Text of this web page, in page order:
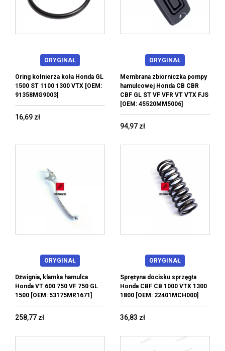
ORYGINAŁ
Oring kołnierza koła Honda GL
1500 ST 1100 1300 VTX [OEM:
91358MG9003]
16,69 zł
ORYGINAŁ
Membrana zbiorniczka pompy
hamulcowej Honda CB CBR
CBF GL ST VF VFR VT VTX FJS
[OEM: 45520MM5006]
94,97 zł
ORYGINAŁ
Dźwignia, klamka hamulca
Honda VT 600 750 VF 750 GL
1500 [OEM: 53175MR1671]
258,77 zł
ORYGINAŁ
Sprężyna docisku sprzęgła
Honda CBF CB 1000 VTX 1300
1800 [OEM: 22401MCH000]
36,83 zł